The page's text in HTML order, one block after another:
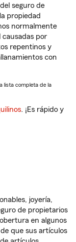
seguro de
propiedad
normalmente
por
repentinos y
con
lista completa de la
. ¡Es rápido y
joyería,
de propietarios
en algunos
que sus artículos